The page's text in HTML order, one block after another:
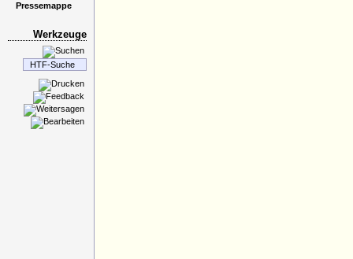
Pressemappe
Werkzeuge